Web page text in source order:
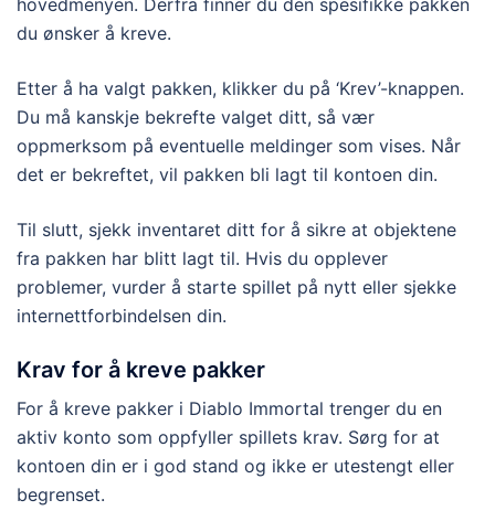
hovedmenyen. Derfra finner du den spesifikke pakken
du ønsker å kreve.
Etter å ha valgt pakken, klikker du på ‘Krev’-knappen.
Du må kanskje bekrefte valget ditt, så vær
oppmerksom på eventuelle meldinger som vises. Når
det er bekreftet, vil pakken bli lagt til kontoen din.
Til slutt, sjekk inventaret ditt for å sikre at objektene
fra pakken har blitt lagt til. Hvis du opplever
problemer, vurder å starte spillet på nytt eller sjekke
internettforbindelsen din.
Krav for å kreve pakker
For å kreve pakker i Diablo Immortal trenger du en
aktiv konto som oppfyller spillets krav. Sørg for at
kontoen din er i god stand og ikke er utestengt eller
begrenset.